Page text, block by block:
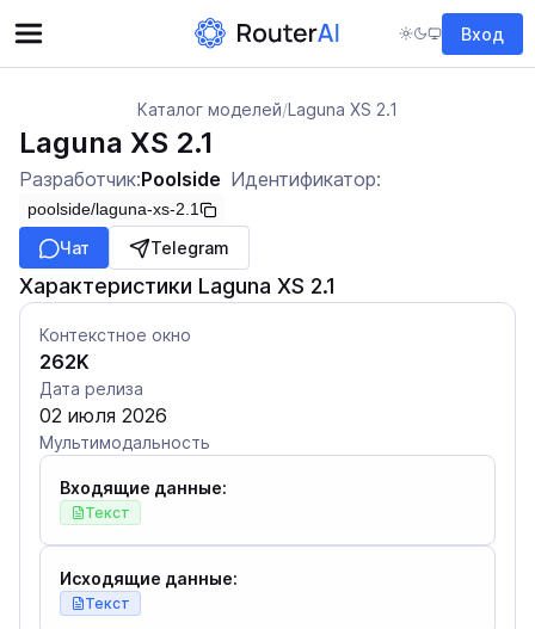
Вход
Каталог моделей/Laguna XS 2.1
Laguna XS 2.1
Разработчик:Poolside Идентификатор:
poolside/laguna-xs-2.1
Чат Telegram
Характеристики Laguna XS 2.1
Контекстное окно
262K
Дата релиза
02 июля 2026
Мультимодальность
Входящие данные:
Текст
Исходящие данные:
Текст